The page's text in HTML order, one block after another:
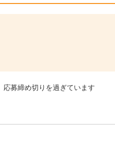
応募締め切りを過ぎています